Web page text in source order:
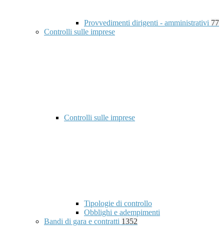
Provvedimenti dirigenti - amministrativi 77
Controlli sulle imprese
Controlli sulle imprese
Tipologie di controllo
Obblighi e adempimenti
Bandi di gara e contratti 1352